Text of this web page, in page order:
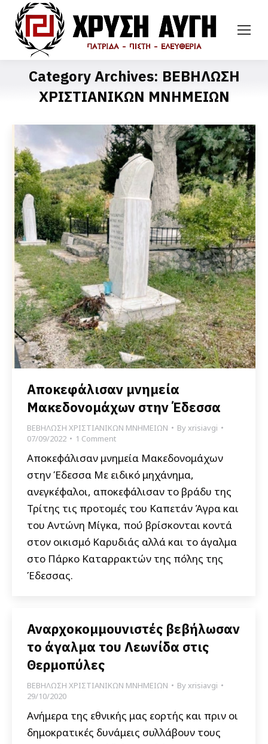
Category Archives: ΒΕΒΗΛΩΣΗ
ΧΡΙΣΤΙΑΝΙΚΩΝ ΜΝΗΜΕΙΩΝ
Αποκεφάλισαν μνημεία
Μακεδονομάχων στην Έδεσσα
ΒΕΒΗΛΩΣΗ ΧΡΙΣΤΙΑΝΙΚΩΝ ΜΝΗΜΕΙΩΝ Byxrisiavgi
07/09/2022
1 Comment
Αποκεφάλισαν μνημεία Μακεδονομάχων
στην Έδεσσα Με ειδικό μηχάνημα,
ανεγκέφαλοι, αποκεφάλισαν το βράδυ της
Τρίτης τις προτομές του Καπετάν Άγρα και
του Αντώνη Μίγκα, πού βρίσκονται κοντά
στον οικισμό Καρυδιάς αλλά και το άγαλμα
στο Πάρκο Καταρρακτών της πόλης της
Έδεσσας.
Αναρχοκομμουνιστές βεβήλωσαν
το άγαλμα του Λεωνίδα στις
Θερμοπύλες
ΒΕΒΗΛΩΣΗ ΧΡΙΣΤΙΑΝΙΚΩΝ ΜΝΗΜΕΙΩΝ Byxrisiavgi
29/10/2020
Ανήμερα της εθνικής μας εορτής και πριν οι
δημοκρατικές δυνάμεις συλλάβουν τους